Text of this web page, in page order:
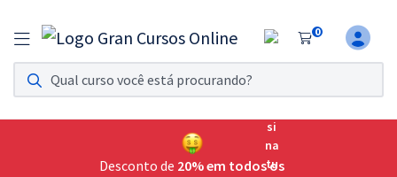
0
Assinatura Ilimitada 11
Acesso a todos os cursos. Teste grátis por 7 dias!
Assinatura OAB Até Passar
Acesso ilimitado a toda preparação para o Exame da
Desconto de 20% em todos os